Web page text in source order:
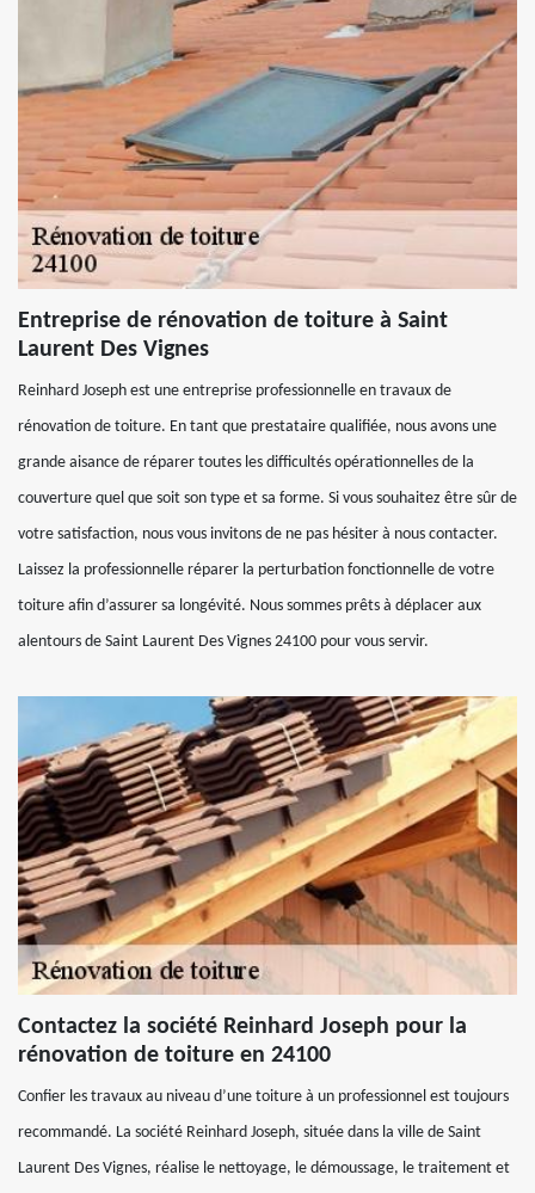
Entreprise de rénovation de toiture à Saint
Laurent Des Vignes
Reinhard Joseph est une entreprise professionnelle en travaux de
rénovation de toiture. En tant que prestataire qualifiée, nous avons une
grande aisance de réparer toutes les difficultés opérationnelles de la
couverture quel que soit son type et sa forme. Si vous souhaitez être sûr de
votre satisfaction, nous vous invitons de ne pas hésiter à nous contacter.
Laissez la professionnelle réparer la perturbation fonctionnelle de votre
toiture afin d’assurer sa longévité. Nous sommes prêts à déplacer aux
alentours de Saint Laurent Des Vignes 24100 pour vous servir.
Contactez la société Reinhard Joseph pour la
rénovation de toiture en 24100
Confier les travaux au niveau d’une toiture à un professionnel est toujours
recommandé. La société Reinhard Joseph, située dans la ville de Saint
Laurent Des Vignes, réalise le nettoyage, le démoussage, le traitement et